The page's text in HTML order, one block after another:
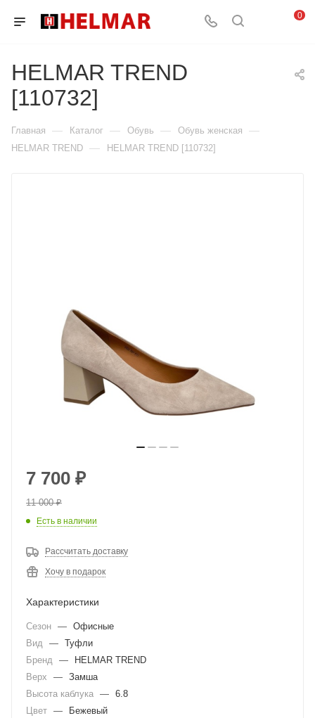
0
HELMAR TREND
[110732]
Главная — Каталог — Обувь — Обувь женская —
HELMAR TREND — HELMAR TREND [110732]
7 700 ₽
11 000₽
Есть в наличии
Рассчитать доставку
Хочу в подарок
Характеристики
Сезон — Офисные
Вид
— Туфли
Бренд
—
HELMAR TREND
Верх
— Замша
Высота каблука — 6.8
Цвет —
Бежевый